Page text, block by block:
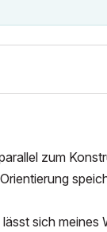
zum
sich meines